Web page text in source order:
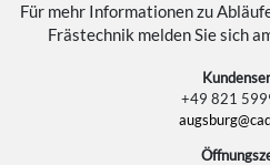
Für mehr Informationen zu
Frästechnik melden Sie sich
+49 821